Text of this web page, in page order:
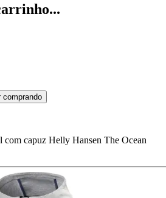
comprando
com capuz Helly Hansen The Ocean